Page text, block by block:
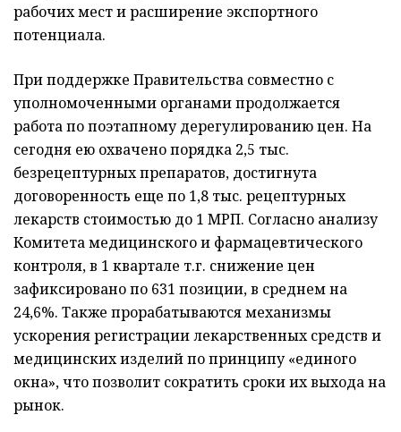
рабочих мест и расширение экспортного
потенциала.
При поддержке Правительства совместно с
уполномоченными органами продолжается
работа по поэтапному дерегулированию цен. На
сегодня ею охвачено порядка 2,5 тыс.
безрецептурных препаратов, достигнута
договоренность еще по 1,8 тыс. рецептурных
лекарств стоимостью до 1 МРП. Согласно анализу
Комитета медицинского и фармацевтического
контроля, в 1 квартале т.г. снижение цен
зафиксировано по 631 позиции, в среднем на
24,6%. Также прорабатываются механизмы
ускорения регистрации лекарственных средств и
медицинских изделий по принципу «единого
окна», что позволит сократить сроки их выхода на
рынок.